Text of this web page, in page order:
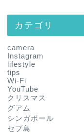
カテゴリ
camera
Instagram
lifestyle
tips
Wi-Fi
YouTube
クリスマス
グアム
シンガポール
セブ島